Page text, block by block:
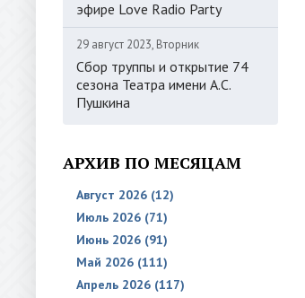
эфире Love Radio Party
29 август 2023, Вторник
Сбор труппы и открытие 74
сезона Театра имени А.С.
Пушкина
АРХИВ ПО МЕСЯЦАМ
Август 2026 (12)
Июль 2026 (71)
Июнь 2026 (91)
Май 2026 (111)
Апрель 2026 (117)